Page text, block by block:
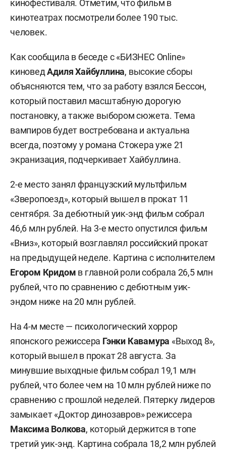
кинофестиваля. Отметим, что фильм в
кинотеатрах посмотрели более 190 тыс.
человек.
Как сообщила в беседе с «БИЗНЕС Online»
киноведАдиля Хайбуллина, высокие сборы
объясняются тем, что за работу взялся Бессон,
который поставил масштабную дорогую
постановку, а также выбором сюжета. Тема
вампиров будет востребована и актуальна
всегда, поэтому у романа Стокера уже 21
экранизация, подчеркивает Хайбуллина.
2-е место занял французский мультфильм
«Зверопоезд», который вышел в прокат 11
сентября. За дебютный уик-энд фильм собрал
46,6 млн рублей. На 3-е место опустился фильм
«Вниз», который возглавлял российский прокат
на предыдущей неделе. Картина с исполнителем
Егором Кридом в главной роли собрала 26,5 млн
рублей, что по сравнению с дебютным уик-
эндом ниже на 20 млн рублей.
На 4-м месте — психологический хоррор
японского режиссера Гэнки Кавамура «Выход 8»,
который вышел в прокат 28 августа. За
минувшие выходные фильм собрал 19,1 млн
рублей, что более чем на 10 млн рублей ниже по
сравнению с прошлой неделей. Пятерку лидеров
замыкает «Доктор динозавров» режиссера
Максима Волкова, который держится в топе
третий уик-энд. Картина собрала 18,2 млн рублей